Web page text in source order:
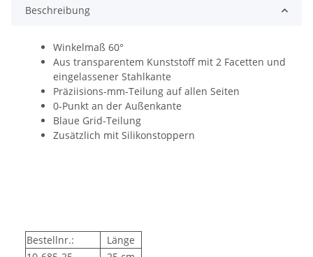
Beschreibung
Winkelmaß 60°
Aus transparentem Kunststoff mit 2 Facetten und
eingelassener Stahlkante
Präziisions-mm-Teilung auf allen Seiten
0-Punkt an der Außenkante
Blaue Grid-Teilung
Zusätzlich mit Silikonstoppern
Bestellnr.:
Länge